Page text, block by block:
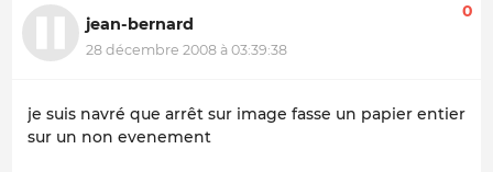
jean-bernard
28 décembre 2008 à 03:39:38
0
je suis navré que arrêt sur image fasse un papier entier
sur un non evenement